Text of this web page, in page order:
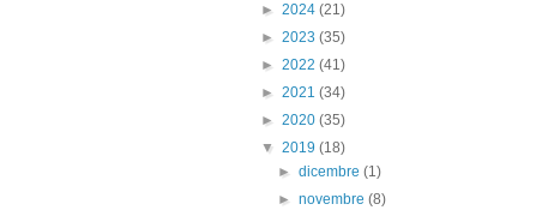
► 2024 (21)
► 2023 (35)
► 2022 (41)
► 2021 (34)
► 2020 (35)
▼ 2019 (18)
►dicembre(1)
►novembre(8)